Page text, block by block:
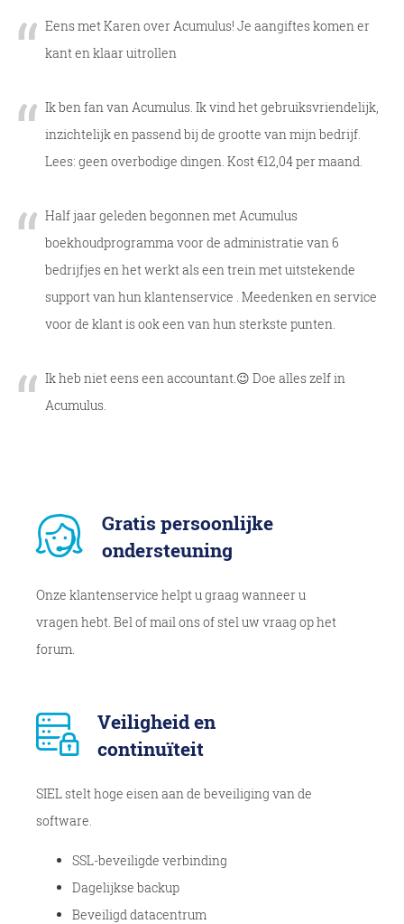
Eens met Karen over Acumulus! Je aangiftes komen er
kant en klaar uitrollen
Ik ben fan van Acumulus. Ik vind het gebruiksvriendelijk,
inzichtelijk en passend bij de grootte van mijn bedrijf.
Lees: geen overbodige dingen. Kost €12,04 per maand.
Half jaar geleden begonnen met Acumulus
boekhoudprogramma voor de administratie van 6
bedrijfjes en het werkt als een trein met uitstekende
support van hun klantenservice . Meedenken en service
voor de klant is ook een van hun sterkste punten.
Ik heb niet eens een accountant.😉 Doe alles zelf in
Acumulus.
Gratis persoonlijke
ondersteuning
Onze klantenservice helpt u graag wanneer u
vragen hebt. Bel of mail ons of stel uw vraag op het
forum.
Veiligheid en
continuïteit
SIEL stelt hoge eisen aan de beveiliging van de
software.
SSL-beveiligde verbinding
Dagelijkse backup
Beveiligd datacentrum